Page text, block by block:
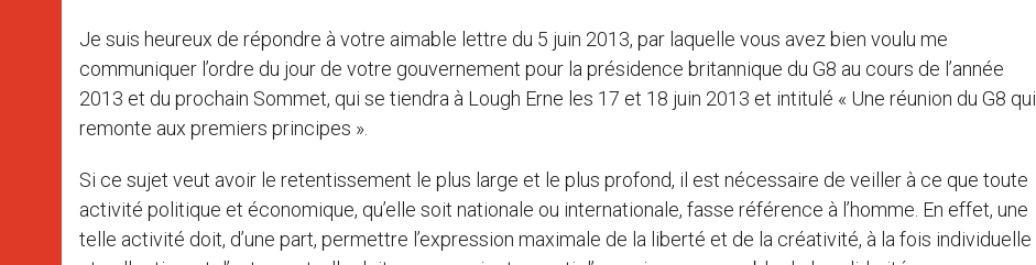
Je suis heureux de répondre à votre aimable lettre du 5 juin 2013, par laquelle vous avez bien voulu me
communiquer l’ordre du jour de votre gouvernement pour la présidence britannique du G8 au cours de l’année
2013 et du prochain Sommet, qui se tiendra à Lough Erne les 17 et 18 juin 2013 et intitulé « Une réunion du G8 qui
remonte aux premiers principes ».
Si ce sujet veut avoir le retentissement le plus large et le plus profond, il est nécessaire de veiller à ce que toute
activité politique et économique, qu’elle soit nationale ou internationale, fasse référence à l’homme. En effet, une
telle activité doit, d’une part, permettre l’expression maximale de la liberté et de la créativité, à la fois individuelle